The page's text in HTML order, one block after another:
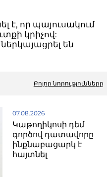
է, որ պայուսակում
կրիչով:
են
Բոլոր նորությունները
07.08.2026
Կաթողիկոսի դեմ
գործով դատավորը
ինքնաբացարկ է
հայտնել